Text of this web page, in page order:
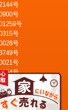
ール査定
号
号
号
号
号
号
号
号
Inc.